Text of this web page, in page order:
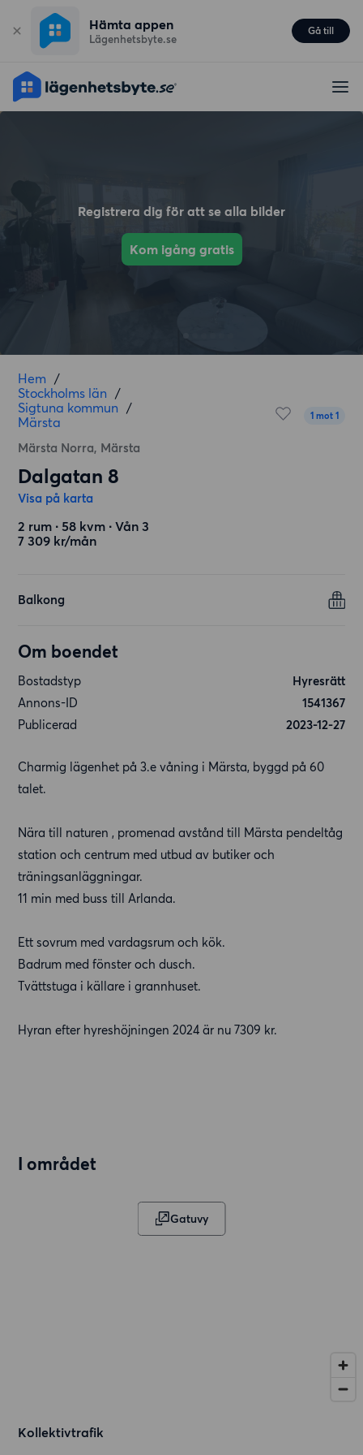
Hämta appen
Lägenhetsbyte.se
Gå till
Registrera dig för att se alla bilder
Kom igång gratis
Hem /
Stockholms län /
Sigtuna kommun /
Märsta
Märsta Norra, Märsta
1 mot 1
Dalgatan 8
Visa på karta
2 rum ∙ 58 kvm ∙ Vån 3
7 309 kr/mån
Balkong
Om boendet
Bostadstyp
Hyresrätt
Annons-ID
1541367
Publicerad
2023-12-27
Charmig lägenhet på 3.e våning i Märsta, byggd på 60
talet.
Nära till naturen , promenad avstånd till Märsta pendeltåg
station och centrum med utbud av butiker och
träningsanläggningar.
11 min med buss till Arlanda.
Ett sovrum med vardagsrum och kök.
Badrum med fönster och dusch.
Tvättstuga i källare i grannhuset.
Hyran efter hyreshöjningen 2024 är nu 7309 kr.
I området
Gatuvy
Kollektivtrafik